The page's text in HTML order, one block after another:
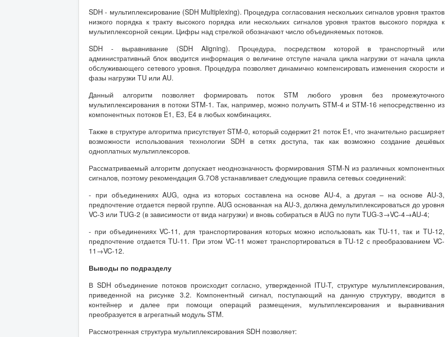
SDH - мультиплексирование (SDH Multiplexing). Процедура согласования нескольких сигналов уровня трактов
низкого порядка к тракту высокого порядка или нескольких сигналов уровня трактов высокого порядка к
мультиплексорной секции. Цифры над стрелкой обозначают число объединяемых потоков.
SDH - выравнивание (SDH Aligning). Процедура, посредством которой в транспортный или
административный блок вводится информация о величине отступе начала цикла нагрузки от начала цикла
обслуживающего сетевого уровня. Процедура позволяет динамично компенсировать изменения скорости и
фазы нагрузки TU или AU.
Данный алгоритм позволяет формировать поток STM любого уровня без промежуточного
мультиплексирования в потоки STM-1. Так, например, можно получить STM-4 и STM-16 непосредственно из
компонентных потоков E1, E3, E4 в любых комбинациях.
Также в структуре алгоритма присутствует STM-0, который содержит 21 поток E1, что значительно расширяет
возможности использования технологии SDH в сетях доступа, так как возможно создание дешёвых
одноплатных мультиплексоров.
Рассматриваемый алгоритм допускает неоднозначность формирования STM-N из различных компонентных
сигналов, поэтому рекомендация G.7О8 устанавливает следующие правила сетевых соединений:
- при объединениях AUG, одна из которых составлена на основе AU-4, а другая – на основе AU-3,
предпочтение отдается первой группе. AUG основанная на AU-3, должна демультиплексироваться до уровня
VC-3 или TUG-2 (в зависимости от вида нагрузки) и вновь собираться в AUG по пути TUG-3→VC-4→AU-4;
- при объединениях VC-11, для транспортирования которых можно использовать как TU-11, так и TU-12,
предпочтение отдается TU-11. При этом VC-11 может транспортироваться в TU-12 с преобразованием VC-
11→VC-12.
Выводы по подразделу
В SDH объединение потоков происходит согласно, утвержденной ITU-T, структуре мультиплексирования,
приведенной на рисунке 3.2. Компонентный сигнал, поступающий на данную структуру, вводится в
контейнер и далее при помощи операций размещения, мультиплексирования и выравнивания
преобразуется в агрегатный модуль STM.
Рассмотренная структура мультиплексирования SDH позволяет: